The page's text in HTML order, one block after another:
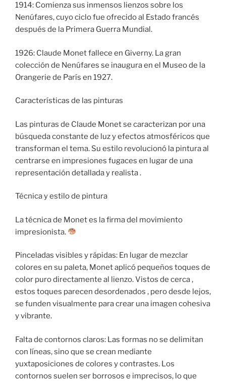
1914: Comienza sus inmensos lienzos sobre los
Nenúfares, cuyo ciclo fue ofrecido al Estado francés
después de la Primera Guerra Mundial.
1926: Claude Monet fallece en Giverny. La gran
colección de Nenúfares se inaugura en el Museo de la
Orangerie de París en 1927.
Características de las pinturas
Las pinturas de Claude Monet se caracterizan por una
búsqueda constante de luz y efectos atmosféricos que
transforman el tema. Su estilo revolucionó la pintura al
centrarse en impresiones fugaces en lugar de una
representación detallada y realista .
Técnica y estilo de pintura
La técnica de Monet es la firma del movimiento
impresionista.
Pinceladas visibles y rápidas: En lugar de mezclar
colores en su paleta, Monet aplicó pequeños toques de
color puro directamente al lienzo. Vistos de cerca ,
estos toques parecen desordenados , pero desde lejos,
se funden visualmente para crear una imagen cohesiva
y vibrante.
Falta de contornos claros: Las formas no se delimitan
con líneas, sino que se crean mediante
yuxtaposiciones de colores y contrastes. Los
contornos suelen ser borrosos e imprecisos, lo que